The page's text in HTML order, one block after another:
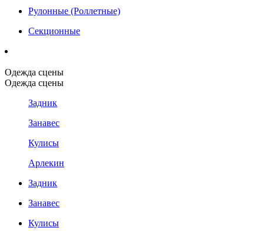
Рулонные (Роллетные)
Секционные
Одежда сцены
Одежда сцены
Задник
Занавес
Кулисы
Арлекин
Задник
Занавес
Кулисы